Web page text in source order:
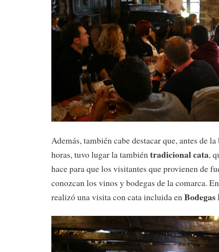
Además, también cabe destacar que, antes de
horas, tuvo lugar la tambiéntradicional cata,
hace para que los visitantes que provienen de
conozcan los vinos y bodegas de la comarca.
realizó una visita con cata incluida en